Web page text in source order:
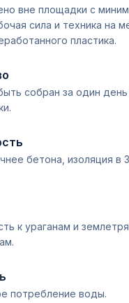
вне площадки с
сила и техника на
пластика.
собран за один
бетона, изоляция в
к ураганам и
потребление воды.